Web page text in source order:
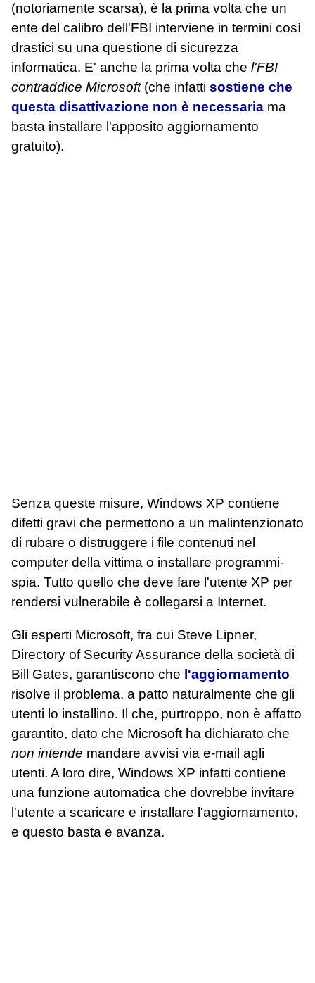
(notoriamente scarsa), è la prima volta che un
ente del calibro dell'FBI interviene in termini così
drastici su una questione di sicurezza
informatica. E' anche la prima volta che l'FBI
contraddice Microsoft(che infatti sostiene che
questa disattivazione non è necessaria ma
basta installare l'apposito aggiornamento
gratuito).
Senza queste misure, Windows XP contiene
difetti gravi che permettono a un malintenzionato
di rubare o distruggere i file contenuti nel
computer della vittima o installare programmi-
spia. Tutto quello che deve fare l'utente XP per
rendersi vulnerabile è collegarsi a Internet.
Gli esperti Microsoft, fra cui Steve Lipner,
Directory of Security Assurance della società di
Bill Gates, garantiscono che l'aggiornamento
risolve il problema, a patto naturalmente che gli
utenti lo installino. Il che, purtroppo, non è affatto
garantito, dato che Microsoft ha dichiarato che
non intende mandare avvisi via e-mail agli
utenti. A loro dire, Windows XP infatti contiene
una funzione automatica che dovrebbe invitare
l'utente a scaricare e installare l'aggiornamento,
e questo basta e avanza.